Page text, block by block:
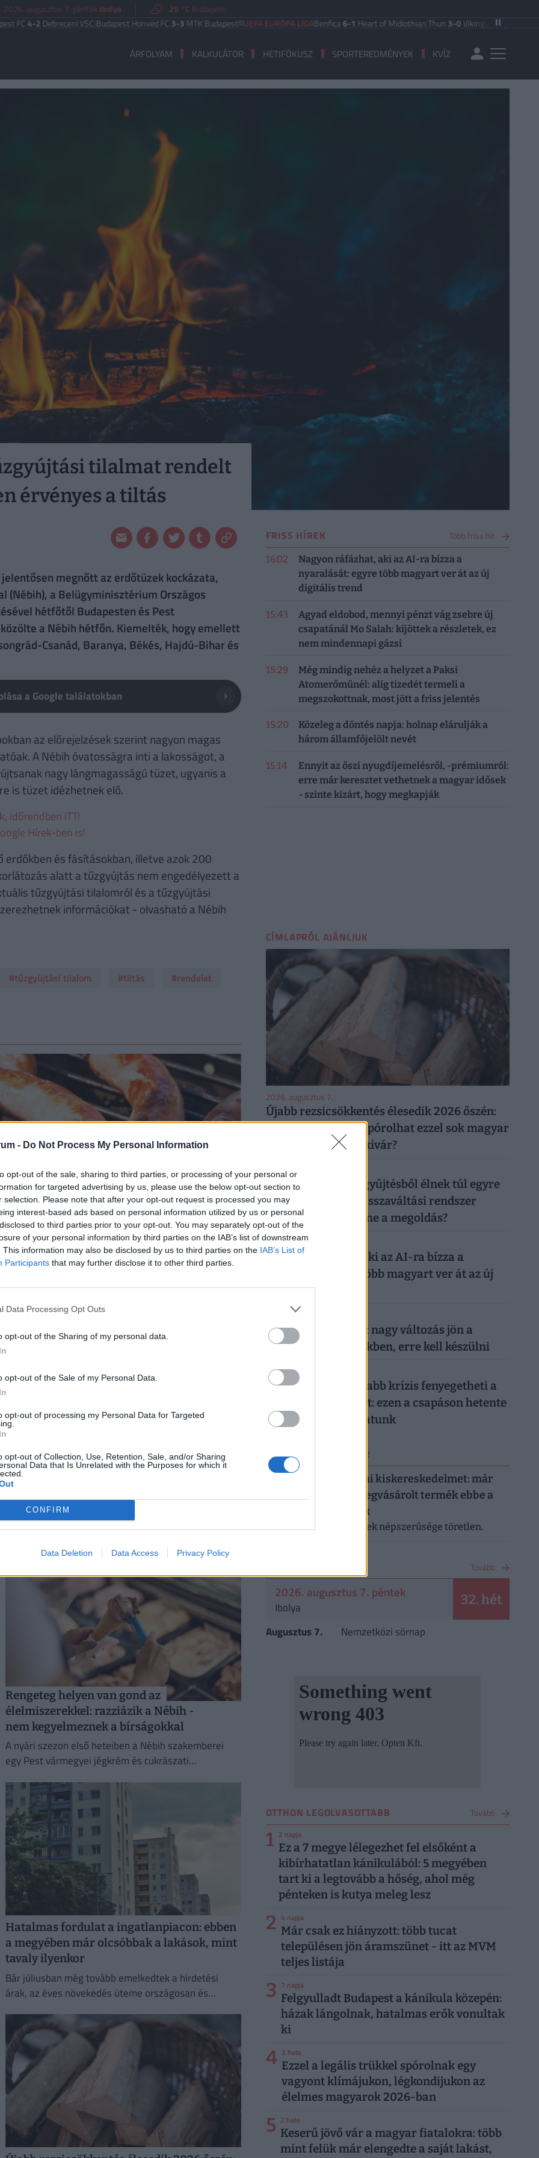
- Do Not Process My Personal Information
opt-out of the sale, sharing to third parties, or processing of your personal or
for targeted advertising by us, please use the below opt-out section to
selection. Please note that after your opt-out request is processed you may
interest-based ads based on personal information utilized by us or personal
to third parties prior to your opt-out. You may separately opt-out of the
of your personal information by third parties on the IAB’s list of downstream
This information may also be disclosed by us to third parties on the IAB’s List of
Participants that may further disclose it to other third parties.
Data Processing Opt Outs
opt-out of the Sharing of my personal data.
opt-out of the Sale of my Personal Data.
opt-out of processing my Personal Data for Targeted
opt-out of Collection, Use, Retention, Sale, and/or Sharing
Data that Is Unrelated with the Purposes for which it
CONFIRM
Data Deletion Data Access Privacy Policy
2026. augusztus 7. péntek Ibolya 29 °C Budapest
Debreceni VSC|Budapest Honvéd FC3-3MTK Budapest UEFA EURÓPA LIGABenfica6-1Heart of Midlothian|Thun3-0Vikingur Reykjavik PAOK
ÁRFOLYAM KALKULÁTOR HETIFÓKUSZ SPORTEREDMÉNYEK KVÍZ
tilalmat rendelt
érvényes a tiltás
megnőtt az erdőtüzek kockázata,
a Belügyminisztérium Országos
hétfőtől Budapesten és Pest
a Nébih hétfőn. Kiemelték, hogy emellett
Csanád, Baranya, Békés, Hajdú-Bihar és
a Google találatokban
az előrejelzések szerint nagyon magas
A Nébih óvatosságra inti a lakosságot, a
nagy lángmagasságú tüzet, ugyanis a
is tüzet idézhetnek elő.
időrendben ITT!
Hírek-ben is!
és fásításokban, illetve azok 200
alatt a tűzgyújtás nem engedélyezett a
tűzgyújtási tilalomról és a tűzgyújtási
információkat - olvasható a Nébih
#tűzgyújtási tilalom #tiltás
#rendelet
hibát követ el a legtöbb
Nem minden ecet az, aminek látszik?
Innen ismerheted fel a szintetikus
termékeket - Még mindig van belőlük a
magyar boltok polcain
Az „ecet” megnevezést a jövőben kizárólag a
mezőgazdasági eredetű alapanyagokból, kétszeres
biológiai erjesztéssel előállított termékek viselhetik.
Rengeteg helyen van gond az
élelmiszerekkel: razziázik a Nébih -
nem kegyelmeznek a bírságokkal
A nyári szezon első heteiben a Nébih szakemberei
egy Pest vármegyei jégkrém és cukrászati
indítottak.
Hatalmas fordulat a ingatlanpiacon: ebben
a megyében már olcsóbbak a lakások, mint
tavaly ilyenkor
Bár júliusban még tovább emelkedtek a hirdetési
árak, az éves növekedés üteme országosan és
FRISS HÍREK Több friss hír
16:02
Nagyon ráfázhat, aki az AI-ra bízza a
nyaralását: egyre több magyart ver át az új
digitális trend
15:43
Agyad eldobod, mennyi pénzt vág zsebre új
csapatánál Mo Salah: kijöttek a részletek, ez
nem mindennapi gázsi
15:29
Még mindig nehéz a helyzet a Paksi
Atomerőműnél: alig tizedét termeli a
megszokottnak, most jött a friss jelentés
15:20
Közeleg a döntés napja: holnap elárulják a
három államfőjelölt nevét
15:14
Ennyit az őszi nyugdíjemelésről, -prémiumról:
erre már keresztet vethetnek a magyar idősek
- szinte kizárt, hogy megkapják
CÍMLAPRÓL AJÁNLJUK
2026. augusztus 7.
Újabb rezsicsökkentés élesedik 2026 őszén:
tényleg tízezreket spórolhat ezzel sok magyar
háztulaj, aki most kivár?
2026. augusztus 6.
50 forintos palackgyűjtésből élnek túl egyre
többen: tényleg a visszaváltási rendszer
megszüntetése lenne a megoldás?
2026. augusztus 7.
Nagyon ráfázhat, aki az AI-ra bízza a
nyaralását: egyre több magyart ver át az új
digitális trend
2026. augusztus 7.
Döntött a kormány: nagy változás jön a
háziorvosi rendelőkben, erre kell készülni
2026. augusztus 7.
Hiába a jó hírek, újabb krízis fenyegetheti a
magyar gazdaságot: ezen a csapáson hetente
milliárdokat bukhatunk
ERRŐL NE MARADJ LE!
Letarolták az európai kiskereskedelmet: már
minden második megvásárolt termék ebbe a
kategóriába tartozik
A saját márkás termékek népszerűsége töretlen.
Tovább
2026. augusztus 7. péntek
Ibolya 32. hét
Augusztus 7. Nemzetközi sörnap
OTTHON LEGOLVASOTTABB Tovább
1 2 napja
Ez a 7 megye lélegezhet fel elsőként a
kibírhatatlan kánikulából: 5 megyében
tart ki a legtovább a hőség, ahol még
pénteken is kutya meleg lesz
2 4 napja
Már csak ez hiányzott: több tucat
településen jön áramszünet - itt az MVM
teljes listája
3 7 napja
Felgyulladt Budapest a kánikula közepén:
házak lángolnak, hatalmas erők vonultak
ki
4 3 hete
Ezzel a legális trükkel spórolnak egy
vagyont klímájukon, légkondijukon az
élelmes magyarok 2026-ban
5 2 hete
Keserű jövő vár a magyar fiatalokra: több
mint felük már elengedte a saját lakást,